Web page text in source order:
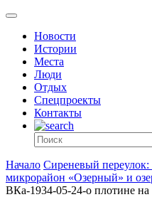
Новости
Истории
Места
Люди
Отдых
Спецпроекты
Контакты
Начало Сиреневый
микрорайон «Озерный» и
ВКа-1934-05-24-о плотине на